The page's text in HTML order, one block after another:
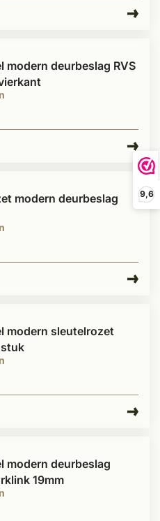
9,6
modern deurbeslag RVS
modern deurbeslag
modern sleutelrozet
modern deurbeslag
19mm